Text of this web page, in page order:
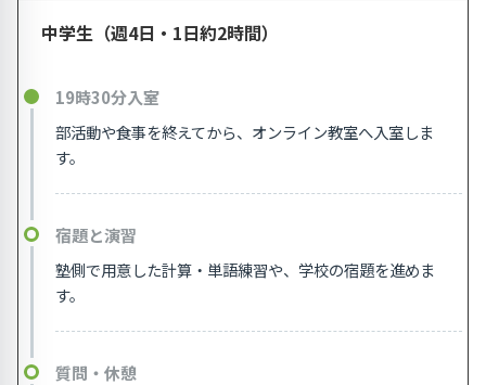
中学生（週4日・1日約2時間）
19時30分入室
部活動や食事を終えてから、オンライン教室へ入室しま
す。
宿題と演習
塾側で用意した計算・単語練習や、学校の宿題を進めま
す。
質問・休憩